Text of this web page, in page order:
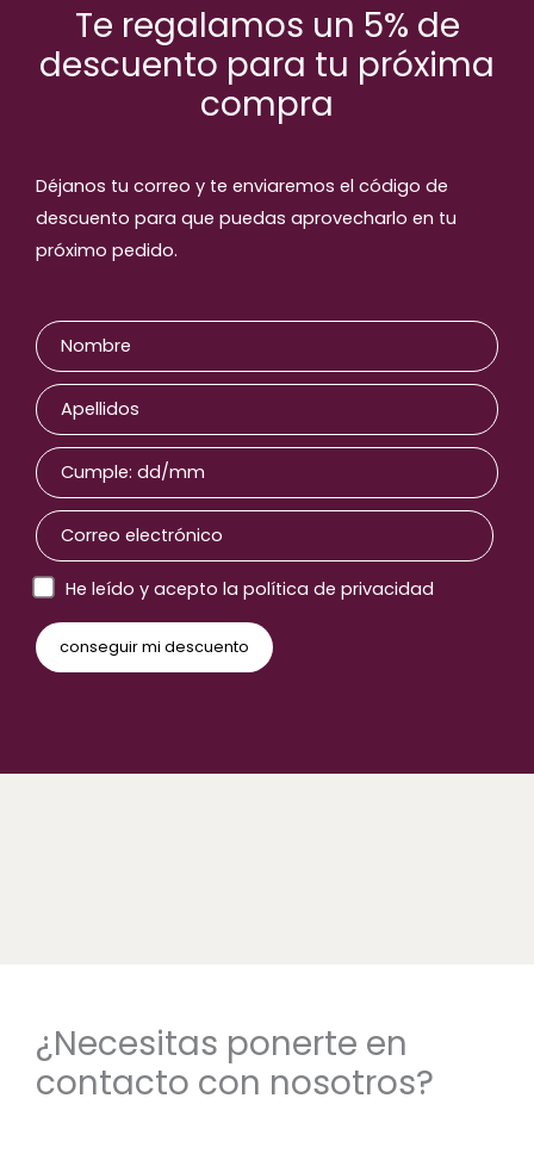
Productos relaccionados
Te regalamos un 5% de
descuento para tu próxima
compra
Déjanos tu correo y te enviaremos el código de
descuento para que puedas aprovecharlo en tu
próximo pedido.
He leído y acepto la política de privacidad
¿Necesitas ponerte en
contacto con nosotros?